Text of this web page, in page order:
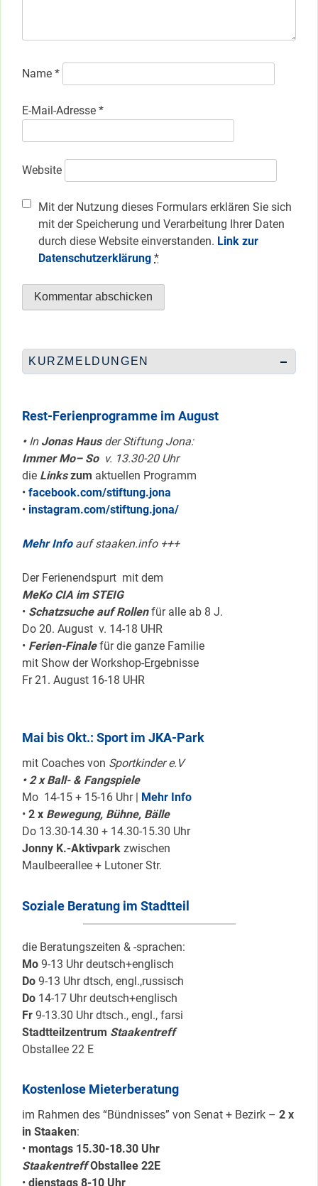
Name *
E-Mail-Adresse *
Website
Mit der Nutzung dieses Formulars erklären Sie sich
mit der Speicherung und Verarbeitung Ihrer Daten
durch diese Website einverstanden. Link zur
Datenschutzerklärung *
KURZMELDUNGEN
Rest-Ferienprogramme im August
•InJonas Hausder Stiftung Jona:
Immer Mo– So v. 13.30-20 Uhr
die Linkszum aktuellen Programm
• facebook.com/stiftung.jona
• instagram.com/stiftung.jona/
Mehr Infoauf staaken.info +++
Der Ferienendspurt mit dem
MeKo CIA im STEIG
• Schatzsuche auf Rollenfür alle ab 8 J.
Do 20. August v. 14-18 UHR
• Ferien-Finalefür die ganze Familie
mit Show der Workshop-Ergebnisse
Fr 21. August 16-18 UHR
Mai bis Okt.: Sport im JKA-Park
mit Coaches von Sportkinder e.V
• 2 x Ball- & Fangspiele
Mo 14-15 + 15-16 Uhr | Mehr Info
• 2 x Bewegung, Bühne, Bälle
Do 13.30-14.30 + 14.30-15.30 Uhr
Jonny K.-Aktivpark zwischen
Maulbeerallee + Lutoner Str.
Soziale Beratung im Stadtteil
die Beratungszeiten & -sprachen:
Mo 9-13 Uhr deutsch+englisch
Do 9-13 Uhr dtsch, engl.,russisch
Do 14-17 Uhr deutsch+englisch
Fr 9-13.30 Uhr dtsch., engl., farsi
Stadtteilzentrum Staakentreff
Obstallee 22 E
Kostenlose Mieterberatung
im Rahmen des “Bündnisses” von Senat + Bezirk – 2 x
in Staaken:
• montags 15.30-18.30 Uhr
Staakentreff Obstallee 22E
• dienstags 8-10 Uhr